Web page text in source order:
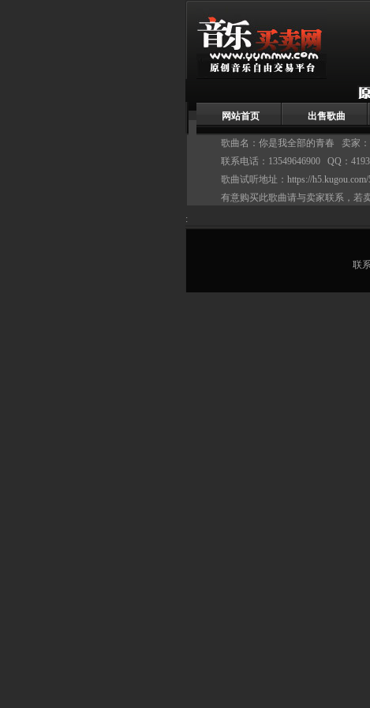
网站首页
出售歌曲
歌曲名：你是我全部的青春 卖家：
联系电话：13549646900 QQ：
歌曲试听地址： https://
有意购买此歌曲请与卖家联系，若
:
联